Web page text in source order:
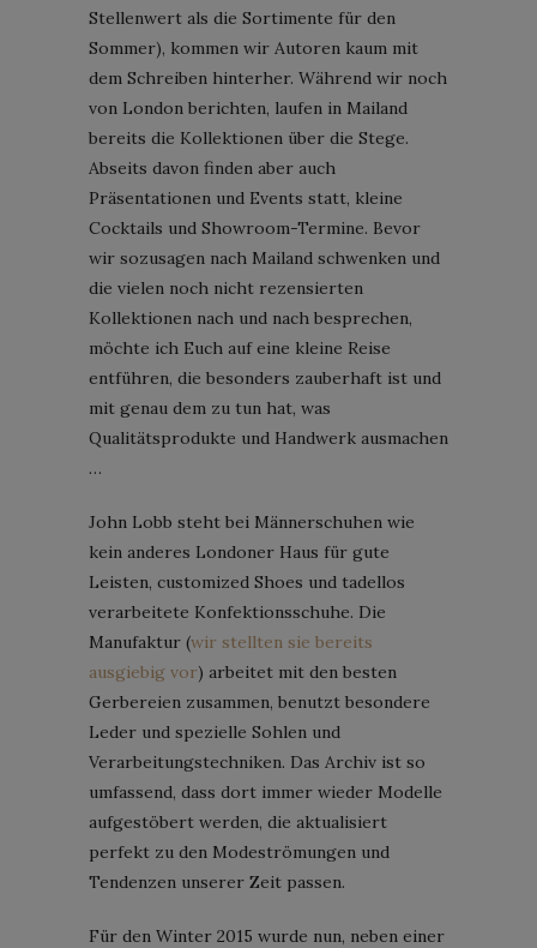
Stellenwert als die Sortimente für den
Sommer), kommen wir Autoren kaum mit
dem Schreiben hinterher. Während wir noch
von London berichten, laufen in Mailand
bereits die Kollektionen über die Stege.
Abseits davon finden aber auch
Präsentationen und Events statt, kleine
Cocktails und Showroom-Termine. Bevor
wir sozusagen nach Mailand schwenken und
die vielen noch nicht rezensierten
Kollektionen nach und nach besprechen,
möchte ich Euch auf eine kleine Reise
entführen, die besonders zauberhaft ist und
mit genau dem zu tun hat, was
Qualitätsprodukte und Handwerk ausmachen
…
John Lobb steht bei Männerschuhen wie
kein anderes Londoner Haus für gute
Leisten, customized Shoes und tadellos
verarbeitete Konfektionsschuhe. Die
Manufaktur (wir stellten sie bereits
ausgiebig vor) arbeitet mit den besten
Gerbereien zusammen, benutzt besondere
Leder und spezielle Sohlen und
Verarbeitungstechniken. Das Archiv ist so
umfassend, dass dort immer wieder Modelle
aufgestöbert werden, die aktualisiert
perfekt zu den Modeströmungen und
Tendenzen unserer Zeit passen.
Für den Winter 2015 wurde nun, neben einer